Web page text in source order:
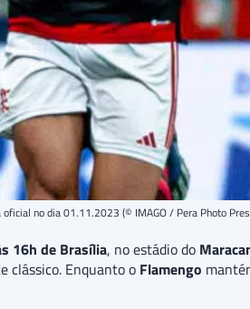
oficial no dia 01.11.2023 (© IMAGO / Pera Photo
16h de Brasília, no estádio do
clássico. Enquanto o Flamengo